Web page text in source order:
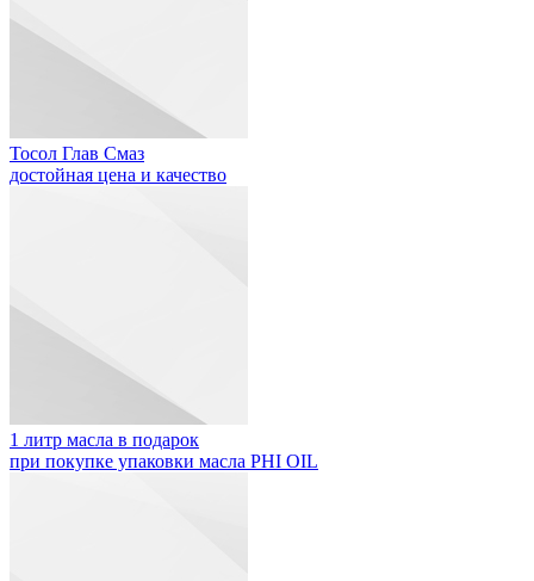
Тосол Глав Смаз
достойная цена и качество
1 литр масла в подарок
при покупке упаковки масла PHI OIL